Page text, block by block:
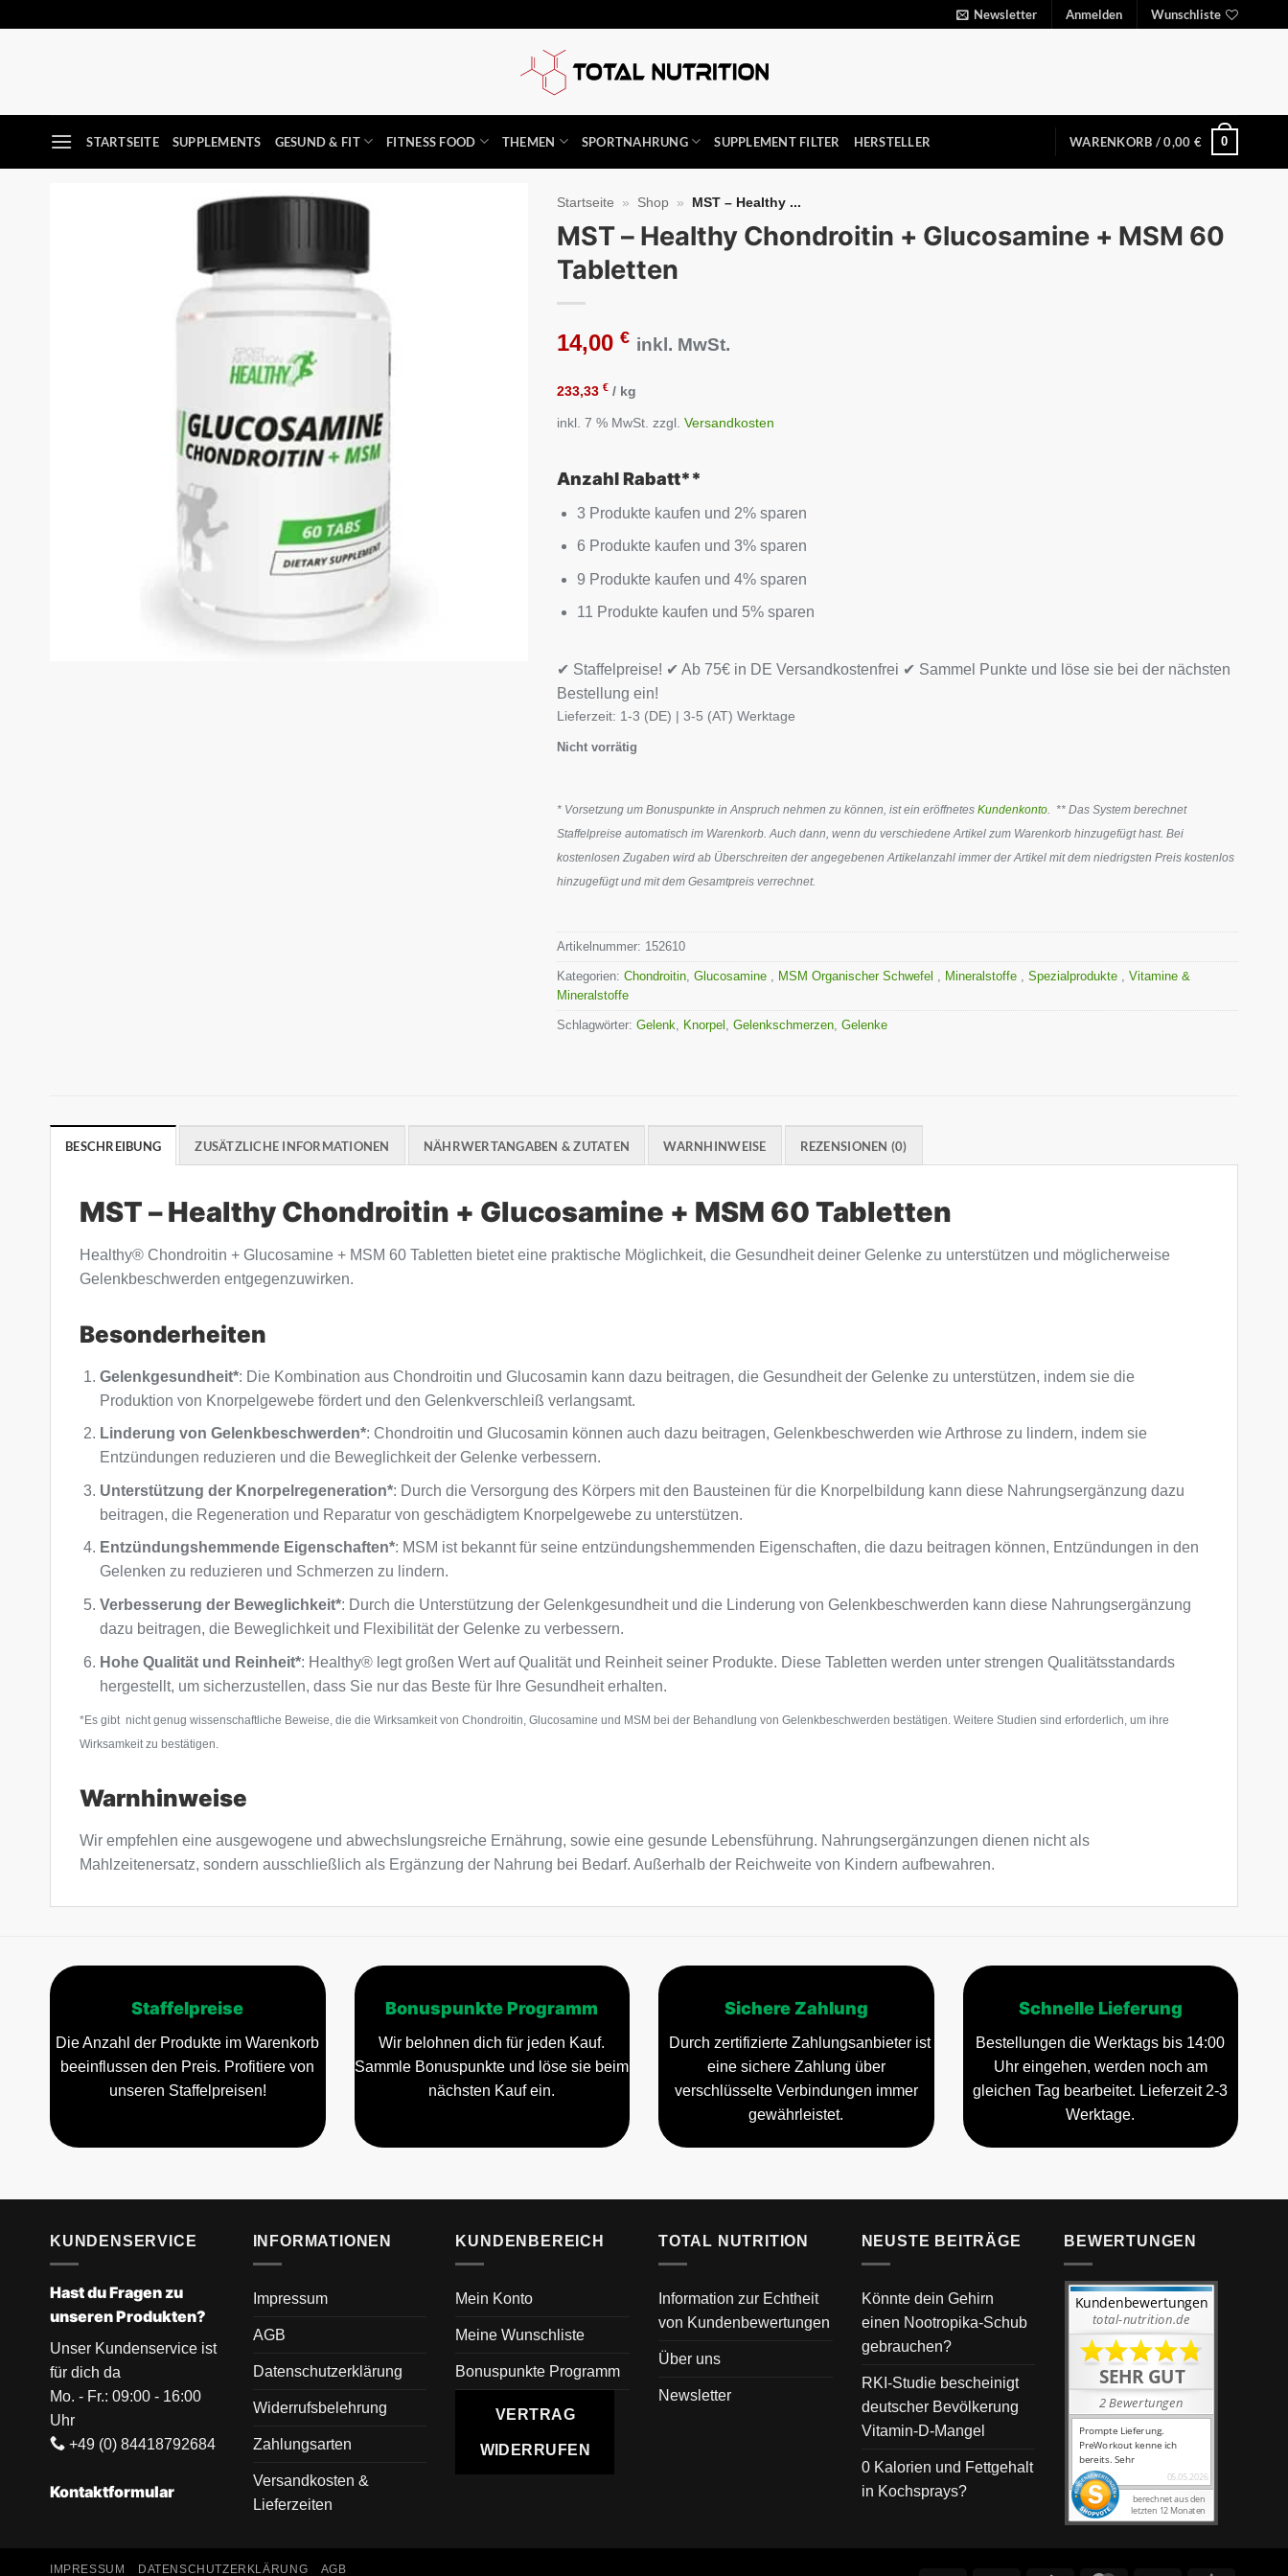
Newsletter Anmelden Wunschliste
STARTSEITE SUPPLEMENTS GESUND & FIT FITNESS FOOD THEMEN SPORTNAHRUNG SUPPLEMENT FILTER HERSTELLER WARENKORB /0,00 € 0
Startseite » Shop » MST – Healthy ...
MST – Healthy Chondroitin + Glucosamine + MSM 60
Tabletten
14,00€ inkl. MwSt.
233,33€ / kg
inkl. 7 % MwSt. zzgl.Versandkosten
Anzahl Rabatt**
3 Produkte kaufen und 2% sparen
6 Produkte kaufen und 3% sparen
9 Produkte kaufen und 4% sparen
11 Produkte kaufen und 5% sparen
✔ Staffelpreise! ✔ Ab 75€ in DE Versandkostenfrei ✔ Sammel Punkte und löse sie bei der nächsten
Bestellung ein!
Lieferzeit: 1-3 (DE) | 3-5 (AT) Werktage
Nicht vorrätig
* Vorsetzung um Bonuspunkte in Anspruch nehmen zu können, ist ein eröffnetesKundenkonto . ** Das System berechnet
Staffelpreise automatisch im Warenkorb. Auch dann, wenn du verschiedene Artikel zum Warenkorb hinzugefügt hast. Bei
kostenlosen Zugaben wird ab Überschreiten der angegebenen Artikelanzahl immer der Artikel mit dem niedrigsten Preis kostenlos
hinzugefügt und mit dem Gesamtpreis verrechnet.
Artikelnummer: 152610
Kategorien:Chondroitin ,Glucosamine MSM Organischer Schwefel Mineralstoffe ,Spezialprodukte ,Vitamine &
Mineralstoffe
Schlagwörter:Gelenk Knorpel ,Gelenkschmerzen ,Gelenke
BESCHREIBUNG ZUSÄTZLICHE INFORMATIONEN NÄHRWERTANGABEN & ZUTATEN WARNHINWEISE REZENSIONEN (0)
MST – Healthy Chondroitin + Glucosamine + MSM 60 Tabletten
Healthy® Chondroitin + Glucosamine + MSM 60 Tabletten bietet eine praktische Möglichkeit, die Gesundheit deiner Gelenke zu unterstützen und möglicherweise
Gelenkbeschwerden entgegenzuwirken.
Besonderheiten
Gelenkgesundheit*: Die Kombination aus Chondroitin und Glucosamin kann dazu beitragen, die Gesundheit der Gelenke zu unterstützen, indem sie die
Produktion von Knorpelgewebe fördert und den Gelenkverschleiß verlangsamt.
Linderung von Gelenkbeschwerden*: Chondroitin und Glucosamin können auch dazu beitragen, Gelenkbeschwerden wie Arthrose zu lindern, indem sie
Entzündungen reduzieren und die Beweglichkeit der Gelenke verbessern.
Unterstützung der Knorpelregeneration*: Durch die Versorgung des Körpers mit den Bausteinen für die Knorpelbildung kann diese Nahrungsergänzung dazu
beitragen, die Regeneration und Reparatur von geschädigtem Knorpelgewebe zu unterstützen.
Entzündungshemmende Eigenschaften*: MSM ist bekannt für seine entzündungshemmenden Eigenschaften, die dazu beitragen können, Entzündungen in den
Gelenken zu reduzieren und Schmerzen zu lindern.
Verbesserung der Beweglichkeit*: Durch die Unterstützung der Gelenkgesundheit und die Linderung von Gelenkbeschwerden kann diese Nahrungsergänzung
dazu beitragen, die Beweglichkeit und Flexibilität der Gelenke zu verbessern.
Hohe Qualität und Reinheit*: Healthy® legt großen Wert auf Qualität und Reinheit seiner Produkte. Diese Tabletten werden unter strengen Qualitätsstandards
hergestellt, um sicherzustellen, dass Sie nur das Beste für Ihre Gesundheit erhalten.
*Es gibt nicht genug wissenschaftliche Beweise, die die Wirksamkeit von Chondroitin, Glucosamine und MSM bei der Behandlung von Gelenkbeschwerden bestätigen. Weitere Studien sind erforderlich, um ihre
Wirksamkeit zu bestätigen.
Warnhinweise
Wir empfehlen eine ausgewogene und abwechslungsreiche Ernährung, sowie eine gesunde Lebensführung. Nahrungsergänzungen dienen nicht als
Mahlzeitenersatz, sondern ausschließlich als Ergänzung der Nahrung bei Bedarf. Außerhalb der Reichweite von Kindern aufbewahren.
Staffelpreise
Die Anzahl der Produkte im Warenkorb
beeinflussen den Preis. Profitiere von
unseren Staffelpreisen!
Bonuspunkte Programm
Wir belohnen dich für jeden Kauf.
Sammle Bonuspunkte und löse sie beim
nächsten Kauf ein.
Sichere Zahlung
Durch zertifizierte Zahlungsanbieter ist
eine sichere Zahlung über
verschlüsselte Verbindungen immer
gewährleistet.
Schnelle Lieferung
Bestellungen die Werktags bis 14:00
Uhr eingehen, werden noch am
gleichen Tag bearbeitet. Lieferzeit 2-3
Werktage.
KUNDENSERVICE
Hast du Fragen zu
unseren Produkten?
Unser Kundenservice ist
für dich da
Mo. - Fr.: 09:00 - 16:00
Uhr
+49 (0) 84418792684
Kontaktformular
INFORMATIONEN
Impressum
AGB
Datenschutzerklärung
Widerrufsbelehrung
Zahlungsarten
Versandkosten &
Lieferzeiten
KUNDENBEREICH
Mein Konto
Meine Wunschliste
Bonuspunkte Programm
VERTRAG
WIDERRUFEN
TOTAL NUTRITION
Information zur Echtheit
von Kundenbewertungen
Über uns
Newsletter
NEUSTE BEITRÄGE
Könnte dein Gehirn
einen Nootropika-Schub
gebrauchen?
RKI-Studie bescheinigt
deutscher Bevölkerung
Vitamin-D-Mangel
0 Kalorien und Fettgehalt
in Kochsprays?
BEWERTUNGEN
IMPRESSUM DATENSCHUTZERKLÄRUNG AGB